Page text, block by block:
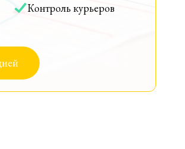
Контроль курьеров